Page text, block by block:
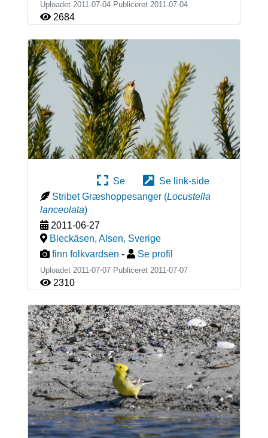
Uploadet 2011-07-04 Publiceret 2011-07-04
2684
Se
Se link-side
Stribet Græshoppesanger (Locustella
lanceolata)
2011-06-27
Bleckäsen, Alsen, Sverige
finn folkvardsen - Se profil
Uploadet 2011-07-07 Publiceret 2011-07-07
2310